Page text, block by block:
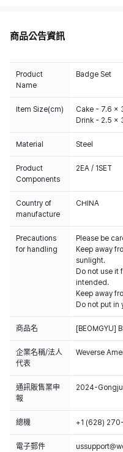
商品公告資訊
Product
Name
Badge Set
Item Size(cm)
Cake - 7.6 x
Drink - 2.5 x
Material Steel
Product
Components
2EA / 1SET
Country of
manufacture
CHINA
Precautions
for handling
Please be
Keep away
sunlight.
Do not use it
intended.
Keep away
Do not put in
商品名 [BEOMGYU]
企業名稱/法人
代表
Weverse
通訊販售業申
報
2024-
總機 +1 (628)
電子郵件